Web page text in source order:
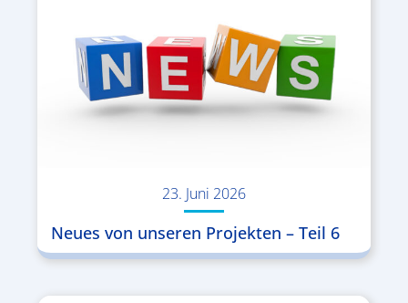
23. Juni 2026
Neues von unseren Projekten – Teil 6